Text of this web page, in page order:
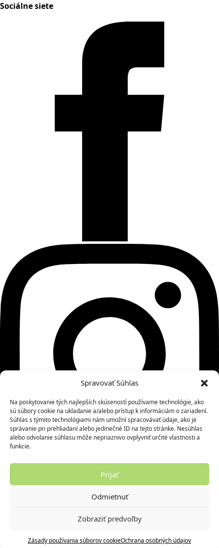
Spravovať Súhlas
Na poskytovanie tých najlepších skúseností používame technológie, ako
sú súbory cookie na ukladanie a/alebo prístup k informáciám o zariadení.
Súhlas s týmito technológiami nám umožní spracovávať údaje, ako je
správanie pri prehliadaní alebo jedinečné ID na tejto stránke. Nesúhlas
alebo odvolanie súhlasu môže nepriaznivo ovplyvniť určité vlastnosti a
funkcie.
Prijať
Odmietnuť
Zobraziť predvoľby
Zásady používania súborov cookieOchrana osobných údajov
Sociálne siete
⚡ LIMITOVANÁ AKCIA: Ušetrite až 60 €!
Využite mimoriadnu zľavu na naše prémiové 100l a 200l